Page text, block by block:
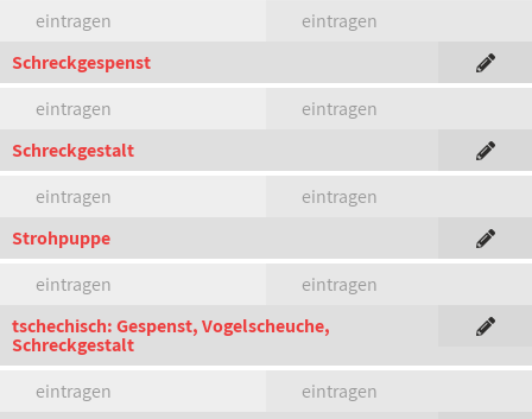
eintragen
eintragen
Schreckgespenst
eintragen
eintragen
Schreckgestalt
eintragen
eintragen
Strohpuppe
eintragen
eintragen
tschechisch: Gespenst, Vogelscheuche,
Schreckgestalt
eintragen
eintragen